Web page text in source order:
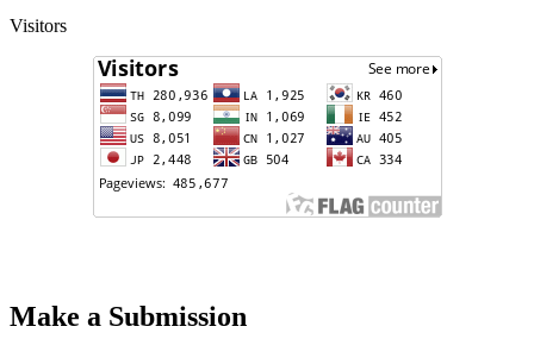
Visitors
Make a Submission